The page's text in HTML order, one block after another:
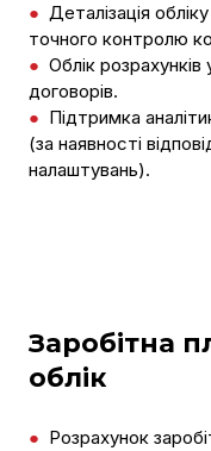
● Деталізація
точного контролю
● Облік розрахунків
договорів.
● Підтримка
(за наявності
налаштувань).
Заробітна
облік
● Розрахунок